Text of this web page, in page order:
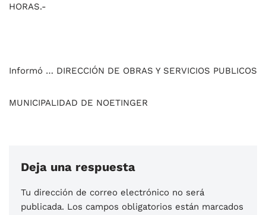
HORAS.-
Informó … DIRECCIÓN DE OBRAS Y SERVICIOS PUBLICOS
MUNICIPALIDAD DE NOETINGER
Deja una respuesta
Tu dirección de correo electrónico no será
publicada. Los campos obligatorios están marcados